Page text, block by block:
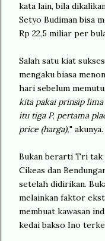
kata lain, bila
Setyo Budiman bisa
Rp 22,5 miliar per
Salah satu kiat
mengaku biasa
hari sebelum
kita pakai prinsip
itu tiga P, pertama
price (harga)," akunya.
Bukan berarti Tri tak
Cikeas dan
setelah didirikan.
melainkan faktor
membuat kawasan
kedai bakso Ino